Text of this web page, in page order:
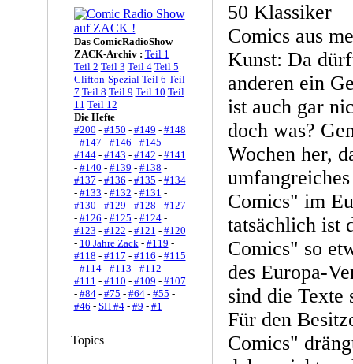
Das ComicRadioShow
ZACK-Archiv : Teil 1
Teil 2 Teil 3 Teil 4 Teil 5
Clifton-Spezial Teil 6 Teil
7 Teil 8 Teil 9 Teil 10 Teil
11 Teil 12
Die Hefte
#200 - #150 - #149 - #148
- #147 - #146 - #145 -
#144- #143 - #142 - #141
- #140 - #139 - #138 -
#137 - #136 - #135 - #134
- #133 - #132 - #131 -
#130 - #129 - #128 - #127
- #126 - #125 - #124-
#123 - #122 - #121 - #120
- 10 Jahre Zack- #119 -
#118 - #117 - #116 - #115
- #114- #113 - #112 -
#111 - #110 - #109 - #107
- #84- #75 - #64- #55 -
#46 - SH #4- #9 - #1
Topics
50 Klassiker
Comics aus
Kunst: Da
anderen ein
ist auch gar
doch was?
Wochen her,
Comics" im
tatsächlich ist
Comics" so
des Europa-
sind die Texte
Für den
Comics"